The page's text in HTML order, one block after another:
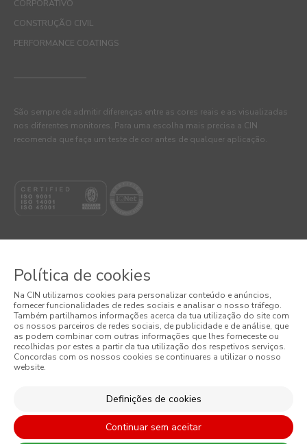
CORPORATIVO
CONSTRUÇÃO CIVIL
PERFORMANCE COATINGS
São sempre de admitir diferenças entre as cores reais e as visualizadas
nos diferentes monitores. Para uma escolha mais precisa a CIN
recomenda que faça um teste de cor antes de qualquer aplicação.
Termos e Condições
Política de Privacidade
Política de Cookies
Condições Gerais de Venda
Política de cookies
Na CIN utilizamos cookies para personalizar conteúdo e anúncios,
fornecer funcionalidades de redes sociais e analisar o nosso tráfego.
Também partilhamos informações acerca da tua utilização do site com
os nossos parceiros de redes sociais, de publicidade e de análise, que
as podem combinar com outras informações que lhes forneceste ou
recolhidas por estes a partir da tua utilização dos respetivos serviços.
Concordas com os nossos cookies se continuares a utilizar o nosso
website.
Definições de cookies
Continuar sem aceitar